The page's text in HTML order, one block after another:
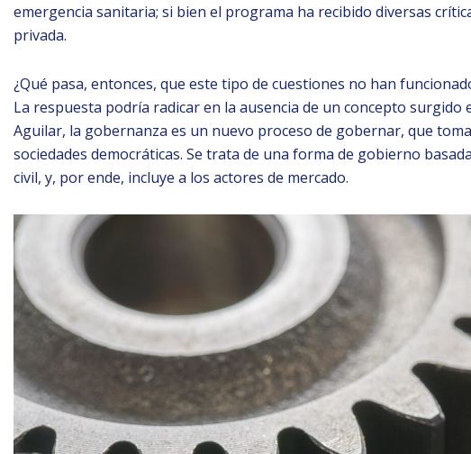
emergencia sanitaria; si bien el programa ha recibido diversas
privada.
¿Qué pasa, entonces, que este tipo de cuestiones no han
La respuesta podría radicar en la ausencia de un concepto surgido
Aguilar, la gobernanza es un nuevo proceso de gobernar, que
sociedades democráticas. Se trata de una forma de gobierno
civil, y, por ende, incluye a los actores de mercado.